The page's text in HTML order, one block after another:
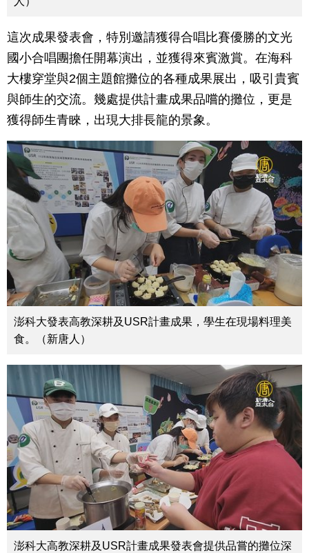
這次成果發表會，特別邀請獲得合唱比賽優勝的文光
國小合唱團擔任開幕演出，並獲得來賓激賞。在海科
大樓穿堂與2個主題館攤位的各種成果展出，吸引貴賓
與師生的交流。幾處提供計畫成果品嚐的攤位，更是
獲得師生青睞，出現大排長龍的景象。
澎科大發表高教深耕及USR計畫成果，學生在現場料理美
食。（新唐人）
澎科大高教深耕及USR計畫成果發表會提供品嘗的攤位深